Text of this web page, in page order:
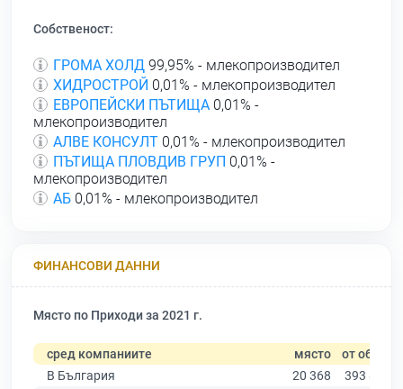
Собственост:
ГРОМА ХОЛД 99,95% - млекопроизводител
ХИДРОСТРОЙ 0,01% - млекопроизводител
ЕВРОПЕЙСКИ ПЪТИЩА 0,01% -
млекопроизводител
АЛВЕ КОНСУЛТ 0,01% - млекопроизводител
ПЪТИЩА ПЛОВДИВ ГРУП 0,01% -
млекопроизводител
АБ 0,01% - млекопроизводител
ФИНАНСОВИ ДАННИ
Място по Приходи за 2021 г.
сред компаниите място от общо
В България
20 368
393 881